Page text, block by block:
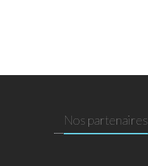
Nos partenaires